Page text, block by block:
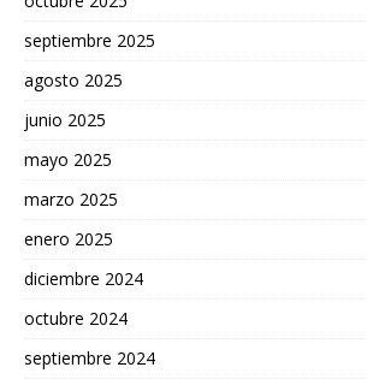
septiembre 2025
agosto 2025
junio 2025
mayo 2025
marzo 2025
enero 2025
diciembre 2024
octubre 2024
septiembre 2024